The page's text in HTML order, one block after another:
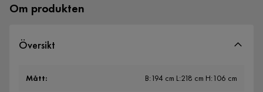
Om produkten
Översikt
Mått: B:194 cm L:218 cm H:106 cm